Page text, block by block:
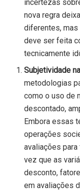
incertezas
nova regra
diferentes, mas
deve ser feita
tecnicamente
Subjetividade
metodologias
como o uso de
descontado,
Embora essas
operações
avaliações
vez que as
desconto,
em avaliações